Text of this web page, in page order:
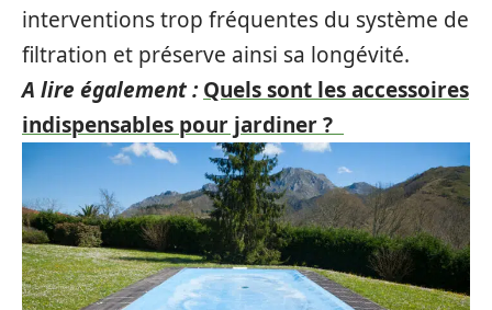
interventions trop fréquentes du système de
filtration et préserve ainsi sa longévité.
A lire également : Quels sont les accessoires
indispensables pour jardiner ?